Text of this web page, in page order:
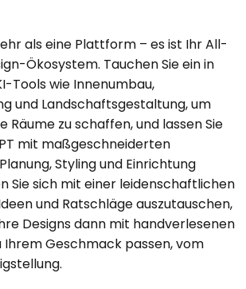
als eine Plattform – es ist Ihr All-
Ökosystem. Tauchen Sie ein in
Tools wie Innenumbau,
und Landschaftsgestaltung, um
zu schaffen, und lassen Sie
mit maßgeschneiderten
Styling und Einrichtung
Sie sich mit einer leidenschaftlichen
und Ratschläge auszutauschen,
Designs dann mit handverlesenen
Ihrem Geschmack passen, vom